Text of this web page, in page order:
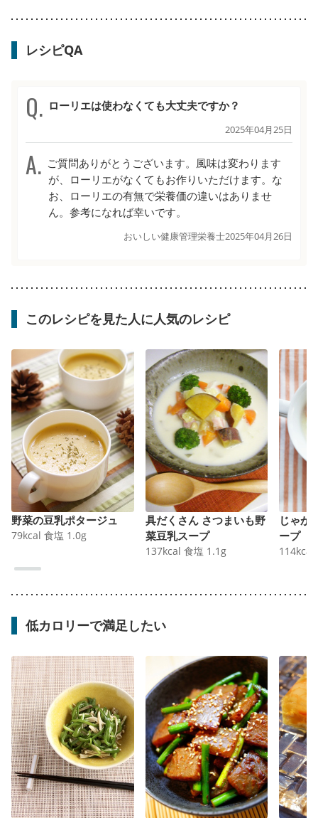
レシピQA
ローリエは使わなくても大丈夫ですか？
2025年04月25日
ご質問ありがとうございます。風味は変わります
が、ローリエがなくてもお作りいただけます。な
お、ローリエの有無で栄養価の違いはありませ
ん。参考になれば幸いです。
おいしい健康管理栄養士2025年04月26日
このレシピを見た人に人気のレシピ
野菜の豆乳ポタージュ
79kcal 食塩 1.0g
具だくさん さつまいも野
菜豆乳スープ
137kcal 食塩 1.1 g
じゃが
ープ
114kcal
低カロリーで満足したい